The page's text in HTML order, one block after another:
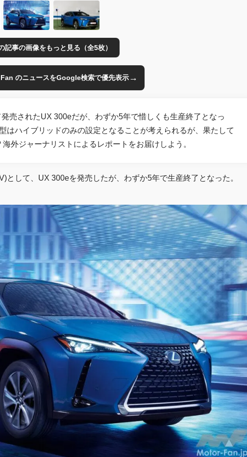
記事の画像をもっと見る（全5枚）
のニュースをGoogle検索で優先表示→
売されたUX 300eだが、わずか5年で惜しくも生産終了となっ
はハイブリッドのみの設定となることが考えられるが、果たして
外ジャーナリストによるレポートをお届けしよう。
として、UX 300eを発売したが、わずか5年で生産終了となった。